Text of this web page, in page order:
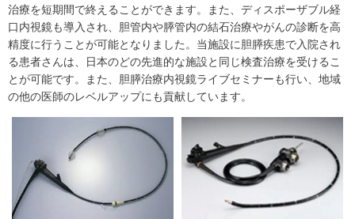
治療を短期間で終えることができます。また、ディスポーザブル経
口内視鏡も導入され、胆管内や膵管内の結石治療やがんの診断を高
精度に行うことが可能となりました。当施設に胆膵疾患で入院され
る患者さんは、日本のどの先進的な施設と同じ検査治療を受けるこ
とが可能です。また、胆膵治療内視鏡ライブセミナーも行い、地域
の他の医師のレベルアップにも貢献しています。